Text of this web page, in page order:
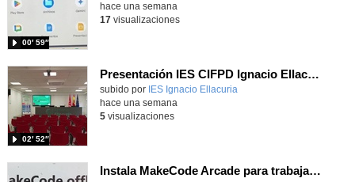
00′ 59″
hace una semana
17visualizaciones
Presentación IES CIFPD Ignacio Ellacuría
Contenido educativo.
subido por IES Ignacio Ellacuria
02′ 52″
hace una semana
5visualizaciones
Instala MakeCode Arcade para trabajar offline en tu tablet, ordenador, Chromebook